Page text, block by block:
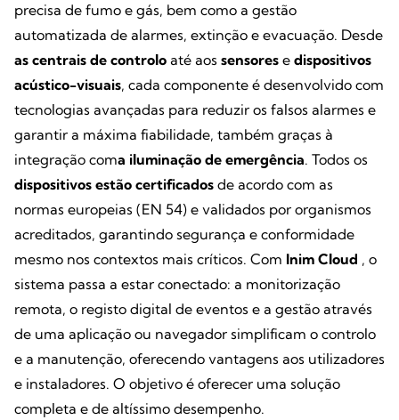
precisa de fumo e gás, bem como a gestão
automatizada de alarmes, extinção e evacuação. Desde
as centrais de controlo até aos sensores e dispositivos
acústico-visuais, cada componente é desenvolvido com
tecnologias avançadas para reduzir os falsos alarmes e
garantir a máxima fiabilidade, também graças à
integração coma iluminação de emergência. Todos os
dispositivos estão certificados de acordo com as
normas europeias (EN 54) e validados por organismos
acreditados, garantindo segurança e conformidade
mesmo nos contextos mais críticos. Com Inim Cloud , o
sistema passa a estar conectado: a monitorização
remota, o registo digital de eventos e a gestão através
de uma aplicação ou navegador simplificam o controlo
e a manutenção, oferecendo vantagens aos utilizadores
e instaladores. O objetivo é oferecer uma solução
completa e de altíssimo desempenho.